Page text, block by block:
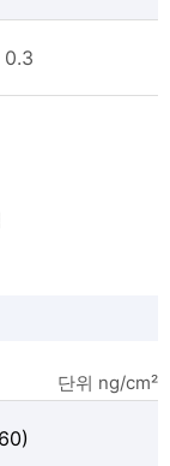
0.3
단위 ng/cm²